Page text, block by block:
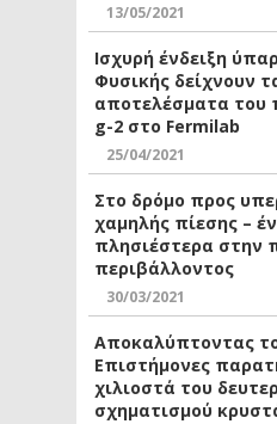
13/05/2021
Ισχυρή ένδειξη
Φυσικής δείχνουν
αποτελέσματα του
g-2 στο Fermilab
25/04/2021
Στο δρόμο προς
χαμηλής πίεσης –
πλησιέστερα στην
περιβάλλοντος
30/03/2021
Αποκαλύπτοντας
Επιστήμονες
χιλιοστά του
σχηματισμού